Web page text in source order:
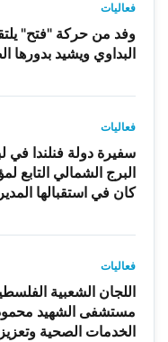
فعاليات
وفد من حركة "فتح"
البداوي ويشيد بدورها
فعاليات
سفيرة دولة فنلندا في
البرج الشمالي
كان في استقبالها
فعاليات
اللجان الشعبية
مستشفى الشهيد
الخدمات الصحية